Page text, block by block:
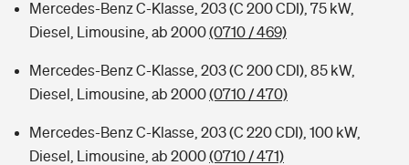
Mercedes-Benz C-Klasse, 203 (C 200 CDI), 75 kW,
Diesel, Limousine, ab 2000(0710 / 469)
Mercedes-Benz C-Klasse, 203 (C 200 CDI), 85 kW,
Diesel, Limousine, ab 2000(0710 / 470)
Mercedes-Benz C-Klasse, 203 (C 220 CDI), 100 kW,
Diesel, Limousine, ab 2000(0710 / 471)